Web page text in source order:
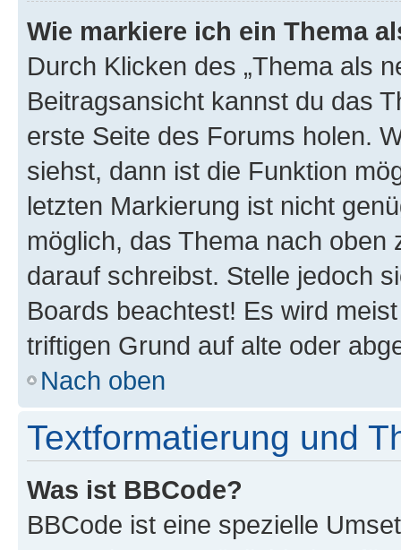
Wie markiere ich ein Thema
Durch Klicken des „Thema als
Beitragsansicht kannst du das
erste Seite des Forums holen.
siehst, dann ist die Funktion
letzten Markierung ist nicht
möglich, das Thema nach oben
darauf schreibst. Stelle jedoch
Boards beachtest! Es wird
triftigen Grund auf alte oder
Nach oben
Textformatierung und
Was ist BBCode?
BBCode ist eine spezielle